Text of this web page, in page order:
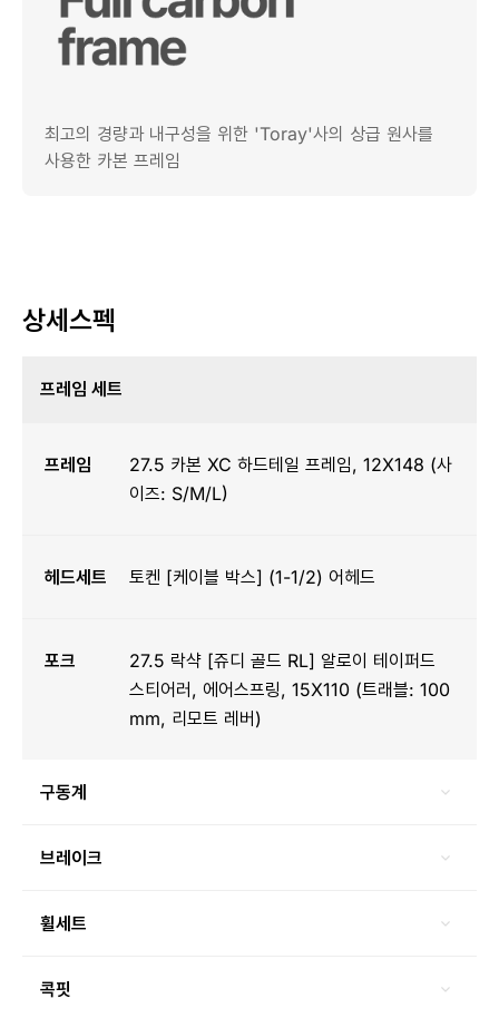
최고의 경량과 내구성을 위한 'Toray'사의 상급 원사를
사용한 카본 프레임
상세스펙
프레임 세트
프레임
27.5 카본 XC 하드테일 프레임, 12X148 (사
이즈: S/M/L)
헤드세트 토켄 [케이블 박스] (1-1/2) 어헤드
포크
27.5 락샥 [쥬디 골드 RL] 알로이 테이퍼드
스티어러, 에어스프링, 15X110 (트래블: 100
mm, 리모트 레버)
구동계
브레이크
휠세트
콕핏